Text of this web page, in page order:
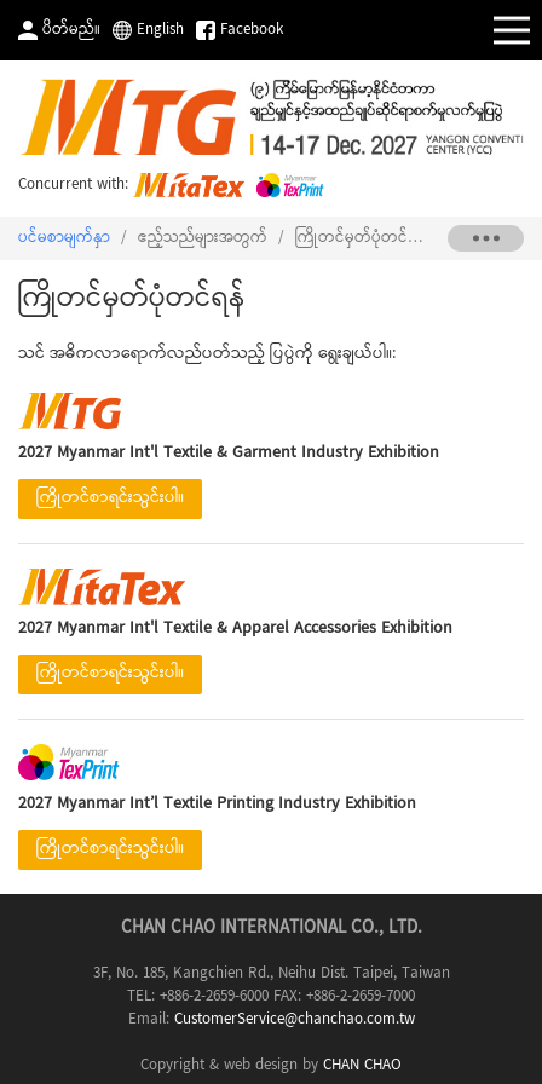
ပိတ်မည်။ English Facebook
Concurrent with:
ပင်မစာမျက်နှာ / ဧည့်သည်များအတွက် / ကြိုတင်မှတ်ပုံတင်ရန်
ကြိုတင်မှတ်ပုံတင်ရန်
သင် အဓိကလာရောက်လည်ပတ်သည့် ပြပွဲကို ရွေးချယ်ပါ။:
2027 Myanmar Int'l Textile & Garment Industry Exhibition
ကြိုတင်စာရင်းသွင်းပါ။
2027 Myanmar Int'l Textile & Apparel Accessories Exhibition
ကြိုတင်စာရင်းသွင်းပါ။
2027 Myanmar Int’l Textile Printing Industry Exhibition
ကြိုတင်စာရင်းသွင်းပါ။
CHAN CHAO INTERNATIONAL CO., LTD.
3F, No. 185, Kangchien Rd., Neihu Dist. Taipei, Taiwan
TEL: +886-2-2659-6000 FAX: +886-2-2659-7000
Email:CustomerService@chanchao.com.tw
Copyright & web design byCHAN CHAO